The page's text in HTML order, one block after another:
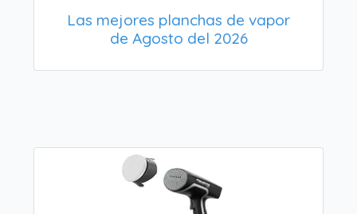
Las mejores planchas de vapor
de Agosto del 2026